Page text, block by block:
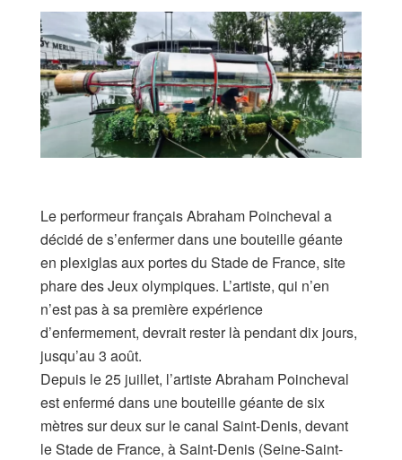
Le performeur français Abraham Poincheval a
décidé de s’enfermer dans une bouteille géante
en plexiglas aux portes du Stade de France, site
phare des Jeux olympiques. L’artiste, qui n’en
n’est pas à sa première expérience
d’enfermement, devrait rester là pendant dix jours,
jusqu’au 3 août.
Depuis le 25 juillet, l’artiste Abraham Poincheval
est enfermé dans une bouteille géante de six
mètres sur deux sur le canal Saint-Denis, devant
le Stade de France, à Saint-Denis (Seine-Saint-